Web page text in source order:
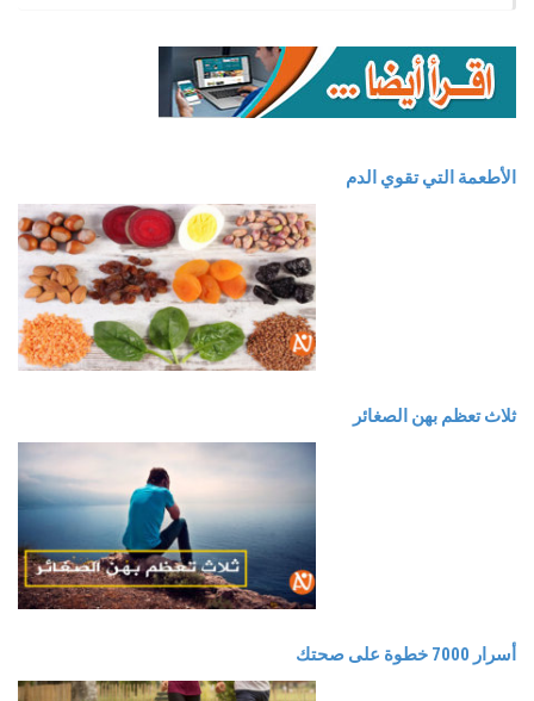
الأطعمة التي تقوي الدم
ثلاث تعظم بهن الصغائر
أسرار 7000 خطوة على صحتك